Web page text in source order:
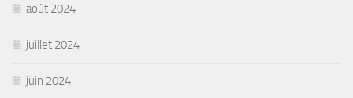
août 2024
juillet 2024
juin 2024